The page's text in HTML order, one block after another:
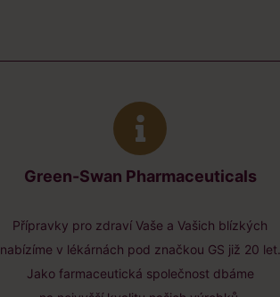
Green-Swan Pharmaceuticals
Přípravky pro zdraví Vaše a Vašich blízkých
nabízíme v lékárnách pod značkou GS již 20 let.
Jako farmaceutická společnost dbáme